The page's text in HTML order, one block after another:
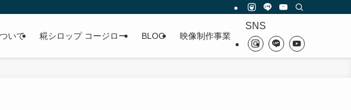
いて 糀シロップ コージロー BLOG 映像制作事業
SNS